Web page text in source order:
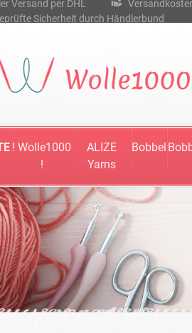
Versand per DHL
Sicherheit durch Händlerbund
! Wolle1000
!
ALIZE
Yarns
Bobbel